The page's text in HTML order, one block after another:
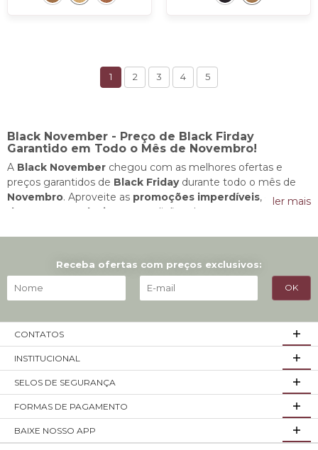
1 2 3 4 5
Black November - Preço de Black Firday
Garantido em Todo o Mês de Novembro!
A Black November chegou com as melhores ofertas e
preços garantidos de Black Fridaydurante todo o mês de
Novembro. Aproveite as promoções imperdíveis, com
descontos exclusivos
e condições de pagamento
funcionais e modernos, com designs inovadores e fabricados
com os melhores materiais.
Aqui naDalla Costa
, queremos que você realize o sonho de
ter móveis novos sem precisar esperar até a Black Friday.
Durante o mês de Novembro, todas os produtos
selecionados na promoção estarão com descontos e
condições de pagamento que você só encontra naBlack
November. Procure pelo selo de Preço Garantido Black e
navegue por nossas opções de
roupeiros espaçosose muito mais para garantir uma
ler mais
Receba ofertas com preços exclusivos:
CONTATOS
INSTITUCIONAL
SELOS DE SEGURANÇA
FORMAS DE PAGAMENTO
BAIXE NOSSO APP